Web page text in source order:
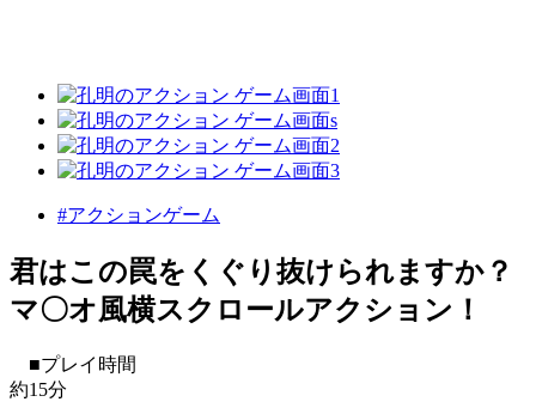
#アクションゲーム
君はこの罠をくぐり抜けられますか？
マ〇オ風横スクロールアクション！
■プレイ時間
約15分